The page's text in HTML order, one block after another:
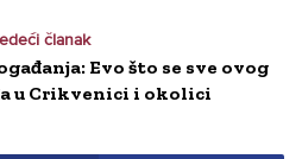
članak
Evo što se sve ovog
u Crikvenici i okolici